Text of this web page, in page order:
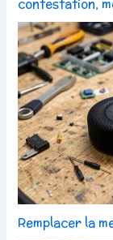
contestation,
Remplacer la